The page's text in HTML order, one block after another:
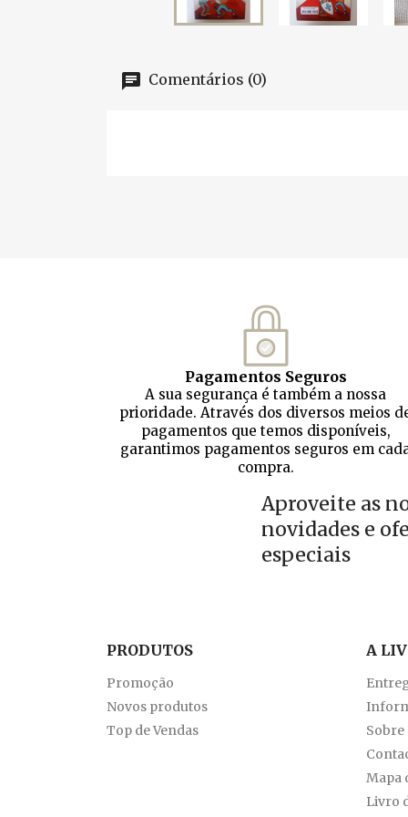
Comentários (0)
Pagamentos Seguros
A sua segurança é também a nossa
prioridade. Através dos diversos meios
pagamentos que temos disponíveis,
garantimos pagamentos seguros em
compra.
Aproveite as
novidades e
especiais
PRODUTOS
Promoção
Novos produtos
Top de Vendas
A
Sobre
Mapa
Livro